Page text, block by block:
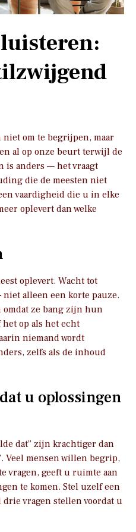
om te begrijpen, maar
al op onze beurt terwijl de
is anders — het vraagt
die de meesten niet
vaardigheid die u in elke
oplevert dan welke
oplevert. Wacht tot
alleen een korte pauze.
ze bang zijn hun
op als het echt
niemand wordt
zelfs als de inhoud
u oplossingen
dat” zijn krachtiger dan
Veel mensen willen begrip,
vragen, geeft u ruimte aan
te komen. Stel uzelf een
vragen stellen voordat u